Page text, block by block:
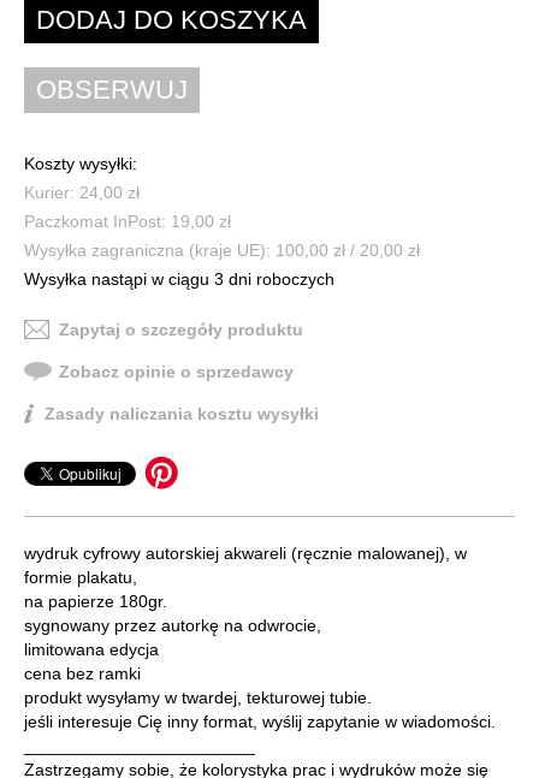
Koszty wysyłki:
Kurier: 24,00 zł
Paczkomat InPost: 19,00 zł
Wysyłka zagraniczna (kraje UE): 100,00 zł / 20,00 zł
Wysyłka nastąpi w ciągu 3 dni roboczych
Zapytaj o szczegóły produktu
Zobacz opinie o sprzedawcy
Zasady naliczania kosztu wysyłki
wydruk cyfrowy autorskiej akwareli (ręcznie malowanej), w
formie plakatu,
na papierze 180gr.
sygnowany przez autorkę na odwrocie,
limitowana edycja
cena bez ramki
produkt wysyłamy w twardej, tekturowej tubie.
jeśli interesuje Cię inny format, wyślij zapytanie w wiadomości.
Zastrzegamy sobie, że kolorystyka prac i wydruków może się